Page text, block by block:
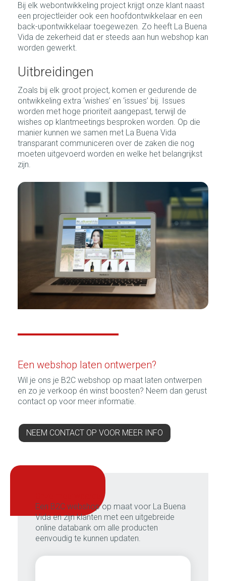
Een B2C webshop op maat voor La Buena
Vida en zijn klanten met een uitgebreide
online databank om alle producten
eenvoudig te kunnen updaten.
Bij elk webontwikkeling project krijgt onze klant naast
een projectleider ook een hoofdontwikkelaar en een
back-upontwikkelaar toegewezen. Zo heeft La Buena
Vida de zekerheid dat er steeds aan hun webshop kan
worden gewerkt.
Uitbreidingen
Zoals bij elk groot project, komen er gedurende de
ontwikkeling extra ‘wishes’ en ‘issues’ bij. Issues
worden met hoge prioriteit aangepast, terwijl de
wishes op klantmeetings besproken worden. Op die
manier kunnen we samen met La Buena Vida
transparant communiceren over de zaken die nog
moeten uitgevoerd worden en welke het belangrijkst
zijn.
Een webshop laten ontwerpen?
Wil je ons je B2C webshop op maat laten ontwerpen
en zo je verkoop én winst boosten? Neem dan gerust
contact op voor meer informatie.
NEEM CONTACT OP VOOR MEER INFO